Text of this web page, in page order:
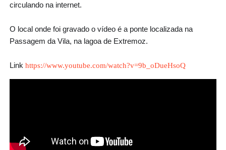
circulando na internet.
O local onde foi gravado o vídeo é a ponte localizada na
Passagem da Vila, na lagoa de Extremoz.
Link https://www.youtube.com/watch?v=9b_oDueHsoQ